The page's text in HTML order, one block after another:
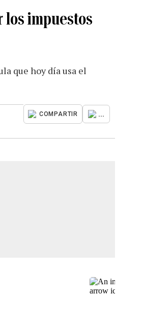
los impuestos
que hoy día usa el
COMPARTIR ...